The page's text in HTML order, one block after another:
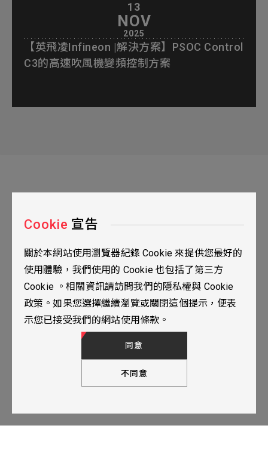
13
NOV
2025
【英飛凌Infineon |解決方案】PSOC Control
C3的高速吹風機變頻控制方案
台北市115南港區三重路19之2號九樓
02-2655-0077
02-2655-0666
TOP
人才招募 隱私權政策
© 2024 YUBANTEC. All Rights Reserved. Designed by
Cookie 宣告
關於本網站使用瀏覽器紀錄 Cookie 來提供您最好的
使用體驗，我們使用的 Cookie 也包括了第三方
Cookie 。相關資訊請訪問我們的隱私權與 Cookie
政策。如果您選擇繼續瀏覽或關閉這個提示，便表
示您已接受我們的網站使用條款。
不同意
同意